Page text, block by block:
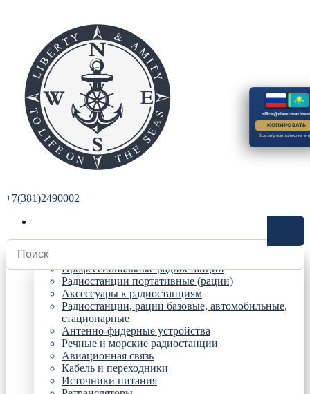
+7(381)2490002
Радиостанции
Профессиональные радиостанции
Радиостанции портативные (рации)
Аксессуары к радиостанциям
Радиостанции, рации базовые, автомобильные,
стационарные
Антенно-фидерные устройства
Речные и морские радиостанции
Авиационная связь
Кабель и переходники
Источники питания
office@river-
КОПИРОВАТЬ
Все запросы только на e-